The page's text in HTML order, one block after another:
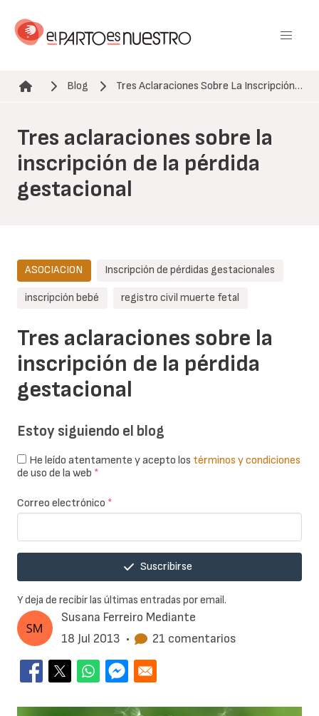
contenido
Ruta de navegación
Blog Tres Aclaraciones Sobre La Inscripción…
Tres aclaraciones sobre la
inscripción de la pérdida
gestacional
Susana Ferreiro Mediante
18 Jul 2013 • 21 comentarios
Tres aclaraciones sobre la
inscripción de la pérdida
gestacional
ASOCIACION Inscripción de pérdidas gestacionales
inscripción bebé registro civil muerte fetal
Estoy siguiendo el blog
He leído atentamente y acepto los términos y condiciones
de uso de la web *
Correo electrónico *
Suscribirse
Y deja de recibir las últimas entradas por email.